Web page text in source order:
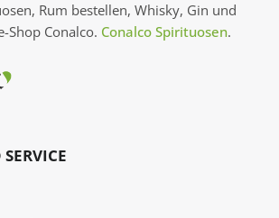
Rum bestellen, Whisky, Gin und
Shop Conalco. Conalco Spirituosen.